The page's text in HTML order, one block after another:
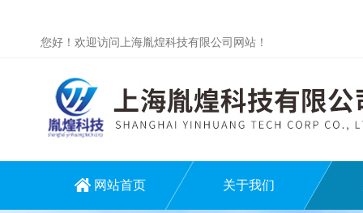
您好！欢迎访问上海胤煌科技有限公司网站！
网站首页 关于我们